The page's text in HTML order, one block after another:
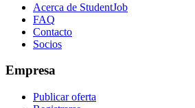
Acerca de StudentJob
FAQ
Contacto
Socios
Empresa
Publicar oferta